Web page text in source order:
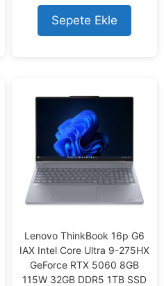
Sepete Ekle
Lenovo ThinkBook 16p G6
IAX Intel Core Ultra 9-275HX
GeForce RTX 5060 8GB
115W 32GB DDR5 1TB SSD